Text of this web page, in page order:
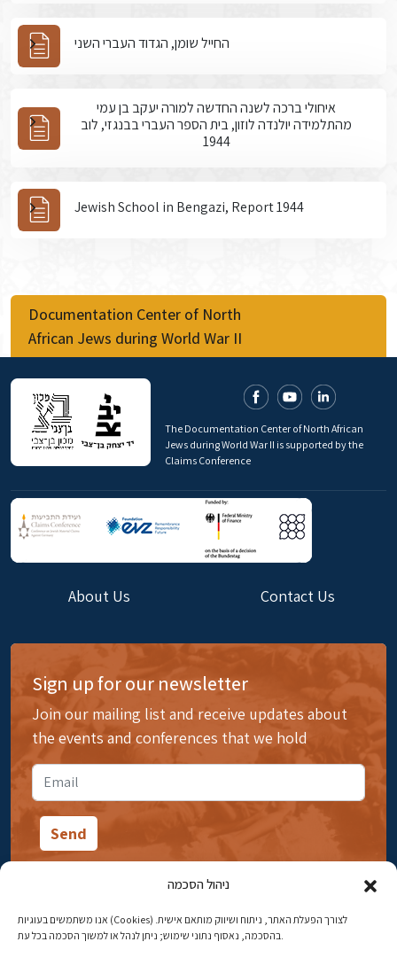
ניהול הסכמה
אנו משתמשים בעוגיות (Cookies) לצורך הפעלת האתר, ניתוח ושיווק מותאם אישית.
בהסכמה, נאסוף נתוני שימוש; ניתן לנהל או למשוך הסכמה בכל עת.
החייל שומן, הגדוד העברי השני
איחולי ברכה לשנה החדשה למורה יעקב בן עמי
מהתלמידה יולנדה לוזון, בית הספר העברי בבנגזי, לוב
1944
Jewish School in Bengazi, Report 1944
Documentation Center of North
African Jews during World War II
The Documentation Center of North African
Jews during World War II is supported by the
Claims Conference
About Us Contact Us
Sign up for our newsletter
Join our mailing list and receive updates about
the events and conferences that we hold
14 Ibn Gabirol Street, Rehavia, Jerusalem